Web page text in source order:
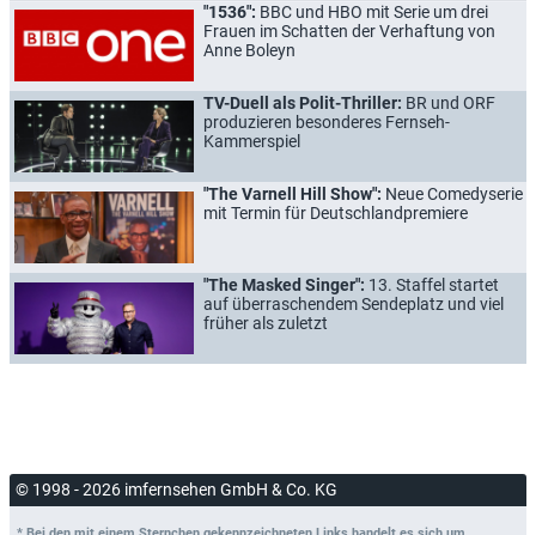
"1536": BBC und HBO mit Serie um drei
Frauen im Schatten der Verhaftung von
Anne Boleyn
TV-Duell als Polit-Thriller: BR und ORF
produzieren besonderes Fernseh-
Kammerspiel
"The Varnell Hill Show": Neue Comedyserie
mit Termin für Deutschlandpremiere
"The Masked Singer": 13. Staffel startet
auf überraschendem Sendeplatz und viel
früher als zuletzt
© 1998 - 2026 imfernsehen GmbH & Co. KG